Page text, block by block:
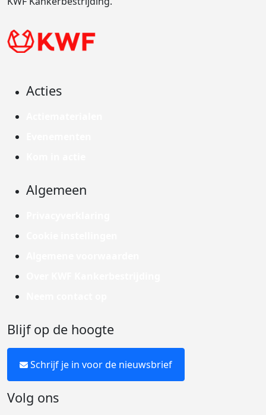
Acties
Algemeen
Blijf op de hoogte
Schrijf je in voor de nieuwsbrief
Volg ons